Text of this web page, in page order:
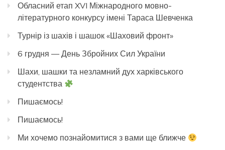
Обласний етап XVI Міжнародного мовно-
літературного конкурсу імені Тараса Шевченка
Турнір із шахів і шашок «Шаховий фронт»
6 грудня — День Збройних Сил України
Шахи, шашки та незламний дух харківського
студентства
Пишаємось!
Пишаємось!
Ми хочемо познайомитися з вами ще ближче